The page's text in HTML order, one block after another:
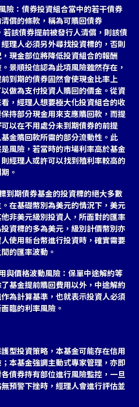
險：債券投資組合當中的若干債券
償的條款，稱為可贖回債券
該債券提前被發行人清償，則該債
理人必須另外尋找投資標的，否則
現金部位將降低投資組合的報酬
景順投信認為此項風險雖然存在，
到期的債券固然會使現金比率上
做為支付投資人贖回的價金。從資
，經理人想要極大化投資組合的收
持部分現金用來支應贖回款，而提
以在不用處分未到期債券的前提
金贖回款所需的部分流動性。此
風險，若當時的市場利率高於基金
經理人或許可以找到殖利率較高的
。
到期債券基金的投資標的絕大多數
在基礎幣別為美元的情況下，美元
非美元級別投資人，所面對的匯率
資標的多為美元，級別計價幣別亦
使用新台幣進行投資時，確實需要
的匯率波動。
與價格波動風險：保單中途解約等
基金提前贖回費用以外，中途解約
為計算基準，也就表示投資人必須
臨的利率風險。
型投資策略，本基金可能存在信用
本基金強調主動式專家管理，亦即
債券持有部位進行風險監控，一旦
預警下挫時，經理人會進行評估並